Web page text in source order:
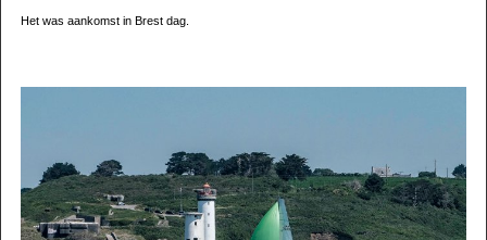
Het was aankomst in Brest dag.